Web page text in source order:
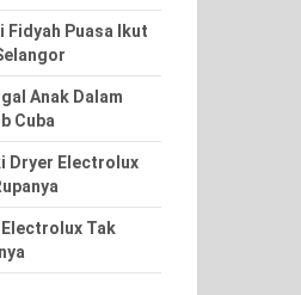
Fidyah Puasa Ikut
Anak Dalam
Cuba
Dryer Electrolux
Tak